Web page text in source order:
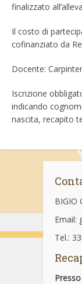
finalizzato
Il costo di
cofinanziato da
Docente:
Iscrizione
indicando
nascita, recapito
BIGIO
Email:
Tel.: